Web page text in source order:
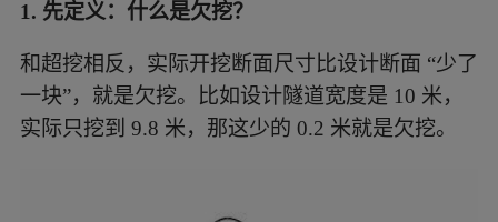
1. 先定义：什么是欠挖？
和超挖相反，实际开挖断面尺寸比设计断面 “少了
一块”，就是欠挖。比如设计隧道宽度是 10 米，
实际只挖到 9.8 米，那这少的 0.2 米就是欠挖。